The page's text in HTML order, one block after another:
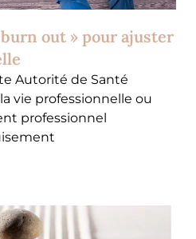
burn out » pour ajuster
Autorité de Santé
vie professionnelle ou
professionnel